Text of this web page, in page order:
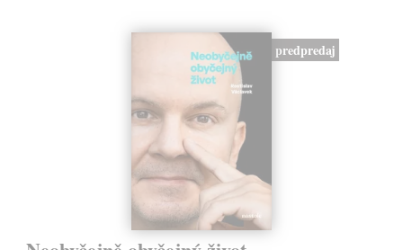
predpredaj